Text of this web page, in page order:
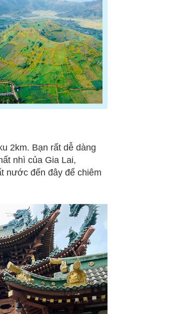
2km. Bạn rất dễ dàng
nhì của Gia Lai,
nước đến đây để chiêm